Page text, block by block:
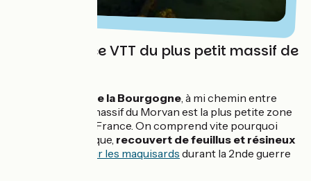
Une traversée VTT du plus petit massif de
cœur de la Bourgogne, à mi chemin entre
Paris et Lyon le massif du Morvan est la plus petite zone
de montagne de France. On comprend vite pourquoi
ce massif granitique, recouvert de feuillus et résineux
refuge pour les maquisards durant la 2nde guerre